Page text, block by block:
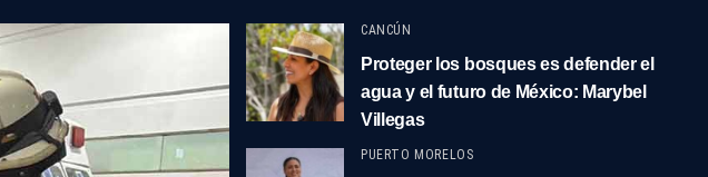
CANCÚN
Proteger los bosques es defender el
agua y el futuro de México: Marybel
Villegas
PUERTO MORELOS